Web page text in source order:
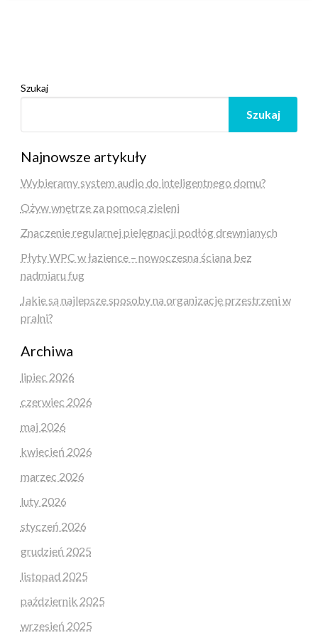
Szukaj
Szukaj
Najnowsze artykuły
Wybieramy system audio do inteligentnego domu?
Ożyw wnętrze za pomocą zieleni
Znaczenie regularnej pielęgnacji podłóg drewnianych
Płyty WPC w łazience – nowoczesna ściana bez
nadmiaru fug
Jakie są najlepsze sposoby na organizację przestrzeni w
pralni?
Archiwa
lipiec 2026
czerwiec 2026
maj 2026
kwiecień 2026
marzec 2026
luty 2026
styczeń 2026
grudzień 2025
listopad 2025
październik 2025
wrzesień 2025